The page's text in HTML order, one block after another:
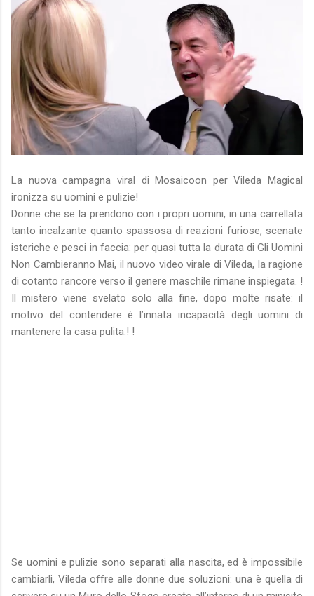
La nuova campagna viral di Mosaicoon per Vileda Magical
ironizza su uomini e pulizie!
Donne che se la prendono con i propri uomini, in una carrellata
tanto incalzante quanto spassosa di reazioni furiose, scenate
isteriche e pesci in faccia: per quasi tutta la durata di Gli Uomini
Non Cambieranno Mai, il nuovo video virale di Vileda, la ragione
di cotanto rancore verso il genere maschile rimane inspiegata. !
Il mistero viene svelato solo alla fine, dopo molte risate: il
motivo del contendere è l’innata incapacità degli uomini di
mantenere la casa pulita.! !
Se uomini e pulizie sono separati alla nascita, ed è impossibile
cambiarli, Vileda offre alle donne due soluzioni: una è quella di